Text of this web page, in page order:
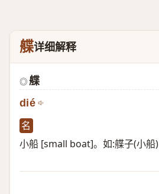
艓详细解释
◎ 艓
dié
名
小船 [small boat]。如:艓子(小船)